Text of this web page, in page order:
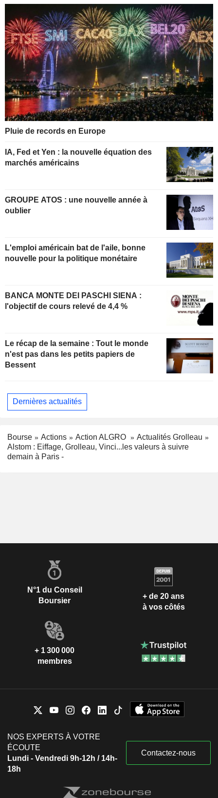
Pluie de records en Europe
IA, Fed et Yen : la nouvelle équation des
marchés américains
GROUPE ATOS : une nouvelle année à
oublier
L'emploi américain bat de l'aile, bonne
nouvelle pour la politique monétaire
BANCA MONTE DEI PASCHI SIENA :
l'objectif de cours relevé de 4,4 %
Le récap de la semaine : Tout le monde
n'est pas dans les petits papiers de
Bessent
Dernières actualités
Bourse Actions Action ALGRO
Actualités Grolleau
Alstom : Eiffage, Grolleau, Vinci...les valeurs à suivre
demain à Paris -
N°1 du Conseil
Boursier
+ de 20 ans
à vos côtés
+ 1 300 000
membres
NOS EXPERTS À VOTRE
ÉCOUTE
Lundi - Vendredi 9h-12h / 14h-
18h
Contactez-nous